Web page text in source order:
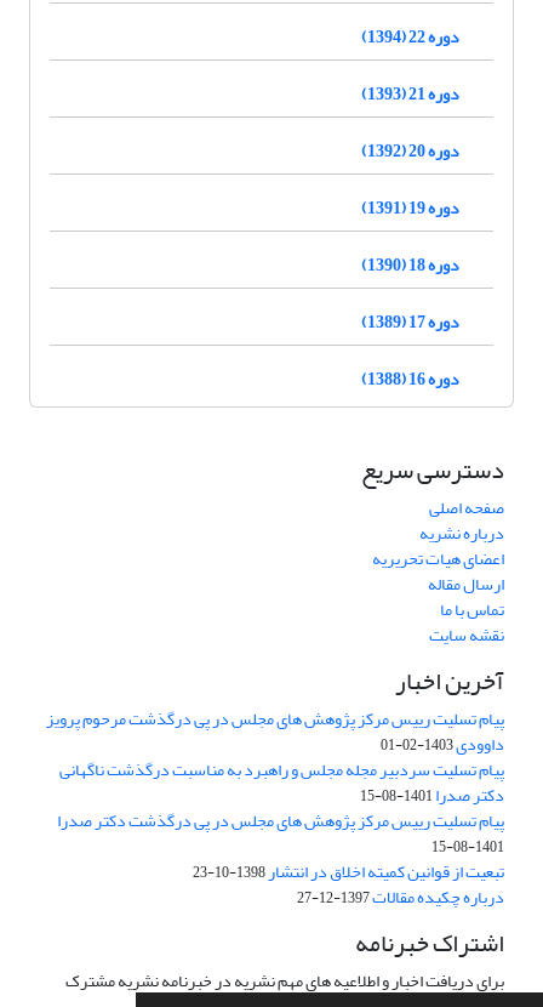
دوره 22 (1394)
دوره 21 (1393)
دوره 20 (1392)
دوره 19 (1391)
دوره 18 (1390)
دوره 17 (1389)
دوره 16 (1388)
دسترسی سریع
صفحه اصلی
درباره نشریه
اعضای هیات تحریریه
ارسال مقاله
تماس با ما
نقشه سایت
آخرین اخبار
پیام تسلیت رییس مرکز پژوهش های مجلس در پی درگذشت مرحوم پرویز
داوودی1403-02-01
پیام تسلیت سردبیر مجله مجلس و راهبرد به مناسبت درگذشت ناگهانی
دکتر صدرا1401-08-15
پیام تسلیت رییس مرکز پژوهش های مجلس در پی درگذشت دکتر صدرا
1401-08-15
تبعیت از قوانین کمیته اخلاق در انتشار1398-10-23
درباره چکیده مقالات1397-12-27
اشتراک خبرنامه
برای دریافت اخبار و اطلاعیه های مهم نشریه در خبرنامه نشریه مشترک